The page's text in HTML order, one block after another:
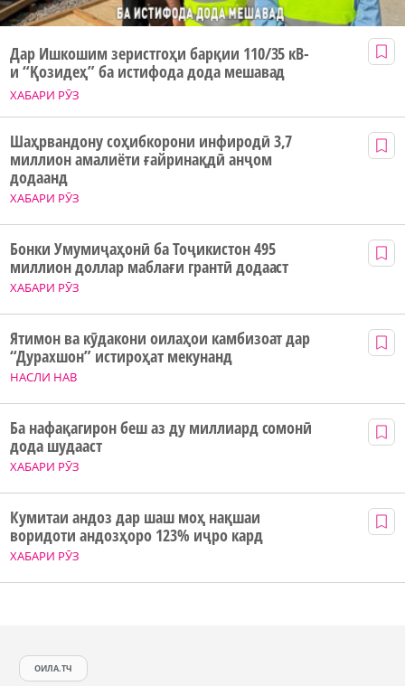
ХАБАРИ РӮЗ
Дар Ишкошим зеристгоҳи барқии 110/35 кВ-
и “Қозидеҳ” ба истифода дода мешавад
ХАБАРИ РӮЗ
Шаҳрвандону соҳибкорони инфиродӣ 3,7
миллион амалиёти ғайринақдӣ анҷом
додаанд
ХАБАРИ РӮЗ
Бонки Умумиҷаҳонӣ ба Тоҷикистон 495
миллион доллар маблағи грантӣ додааст
НАСЛИ НАВ
Ятимон ва кӯдакони оилаҳои камбизоат дар
“Дурахшон” истироҳат мекунанд
ХАБАРИ РӮЗ
Ба нафақагирон беш аз ду миллиард сомонӣ
дода шудааст
ХАБАРИ РӮЗ
Кумитаи андоз дар шаш моҳ нақшаи
воридоти андозҳоро 123% иҷро кард
ОИЛА.ТЧ